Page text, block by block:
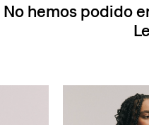
No hemos podido